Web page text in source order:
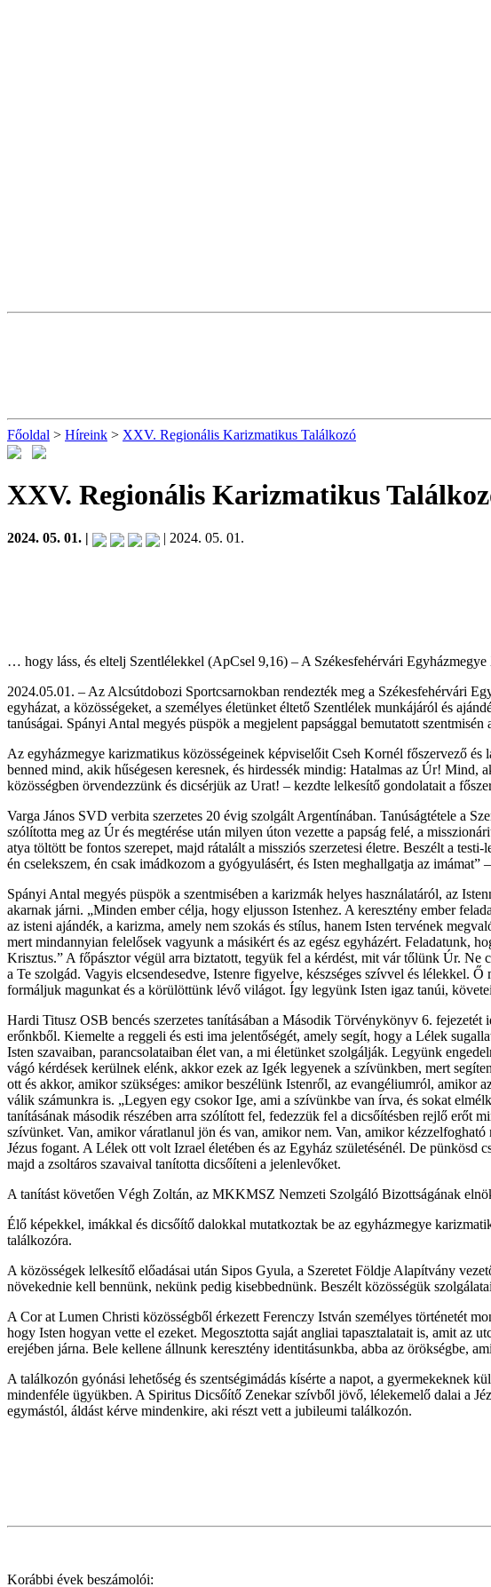
Főoldal > Híreink > XXV. Regionális Karizmatikus Találkozó
XXV. Regionális Karizmatikus
2024. 05. 01. | | 2024. 05. 01.
… hogy láss, és eltelj Szentlélekkel (ApCsel 9,16) – A Székesfehérvári
2024.05.01. – Az Alcsútdobozi Sportcsarnokban rendezték meg a Székesfehérvári
egyházat, a közösségeket, a személyes életünket éltető Szentlélek munkájáról és
tanúságai. Spányi Antal megyés püspök a megjelent papsággal bemutatott
Az egyházmegye karizmatikus közösségeinek képviselőit Cseh Kornél főszervező
benned mind, akik hűségesen keresnek, és hirdessék mindig: Hatalmas az Úr!
közösségben örvendezzünk és dicsérjük az Urat! – kezdte lelkesítő gondolatait a
Varga János SVD verbita szerzetes 20 évig szolgált Argentínában. Tanúságtétele a
szólította meg az Úr és megtérése után milyen úton vezette a papság felé, a
atya töltött be fontos szerepet, majd rátalált a missziós szerzetesi életre. Beszélt a
én cselekszem, én csak imádkozom a gyógyulásért, és Isten meghallgatja az imámat”
Spányi Antal megyés püspök a szentmisében a karizmák helyes használatáról, az
akarnak járni. „Minden ember célja, hogy eljusson Istenhez. A keresztény ember
az isteni ajándék, a karizma, amely nem szokás és stílus, hanem Isten tervének
mert mindannyian felelősek vagyunk a másikért és az egész egyházért. Feladatunk,
Krisztus.” A főpásztor végül arra biztatott, tegyük fel a kérdést, mit vár tőlünk Úr.
a Te szolgád. Vagyis elcsendesedve, Istenre figyelve, készséges szívvel és lélekkel.
formáljuk magunkat és a körülöttünk lévő világot. Így legyünk Isten igaz tanúi,
Hardi Titusz OSB bencés szerzetes tanításában a Második Törvénykönyv 6.
erőnkből. Kiemelte a reggeli és esti ima jelentőségét, amely segít, hogy a Lélek
Isten szavaiban, parancsolataiban élet van, a mi életünket szolgálják. Legyünk
vágó kérdések kerülnek elénk, akkor ezek az Igék legyenek a szívünkben, mert
ott és akkor, amikor szükséges: amikor beszélünk Istenről, az evangéliumról,
válik számunkra is. „Legyen egy csokor Ige, ami a szívünkbe van írva, és sokat
tanításának második részében arra szólított fel, fedezzük fel a dicsőítésben rejlő
szívünket. Van, amikor váratlanul jön és van, amikor nem. Van, amikor
Jézus fogant. A Lélek ott volt Izrael életében és az Egyház születésénél. De pünkösd
majd a zsoltáros szavaival tanította dicsőíteni a jelenlevőket.
A tanítást követően Végh Zoltán, az MKKMSZ Nemzeti Szolgáló Bizottságának
Élő képekkel, imákkal és dicsőítő dalokkal mutatkoztak be az egyházmegye
találkozóra.
A közösségek lelkesítő előadásai után Sipos Gyula, a Szeretet Földje Alapítvány
növekednie kell bennünk, nekünk pedig kisebbednünk. Beszélt közösségük
A Cor at Lumen Christi közösségből érkezett Ferenczy István személyes történetét
hogy Isten hogyan vette el ezeket. Megosztotta saját angliai tapasztalatait is, amit az
erejében járna. Bele kellene állnunk keresztény identitásunkba, abba az örökségbe,
A találkozón gyónási lehetőség és szentségimádás kísérte a napot, a gyermekeknek
mindenféle ügyükben. A Spiritus Dicsőítő Zenekar szívből jövő, lélekemelő dalai a
egymástól, áldást kérve mindenkire, aki részt vett a jubileumi találkozón.
Korábbi évek beszámolói: